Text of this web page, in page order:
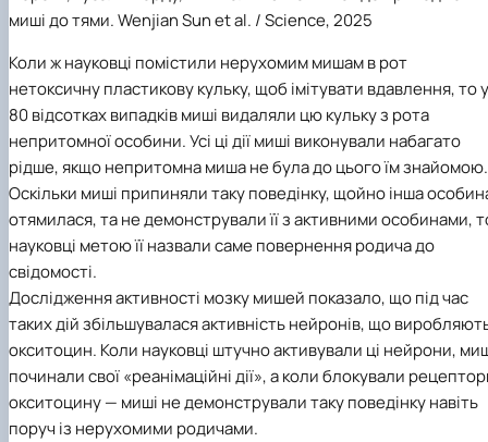
миші до тями. Wenjian Sun et al. / Science, 2025
Коли ж науковці помістили нерухомим мишам в рот
нетоксичну пластикову кульку, щоб імітувати вдавлення, то у
80 відсотках випадків миші видаляли цю кульку з рота
непритомної особини. Усі ці дії миші виконували набагато
рідше, якщо непритомна миша не була до цього їм знайомою.
Оскільки миші припиняли таку поведінку, щойно інша
отямилася, та не демонстрували її з активними особинами,
науковці метою її назвали саме повернення родича до
свідомості.
Дослідження активності мозку мишей показало, що під час
таких дій збільшувалася активність нейронів, що
окситоцин. Коли науковці штучно активували ці нейрони,
починали свої «реанімаційні дії», а коли блокували
окситоцину — миші не демонстрували таку поведінку навіть
поруч із нерухомими родичами.